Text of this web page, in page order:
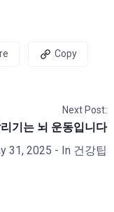
Copy
Next Post:
기는 뇌 운동입니다
31, 2025 - In 건강팁